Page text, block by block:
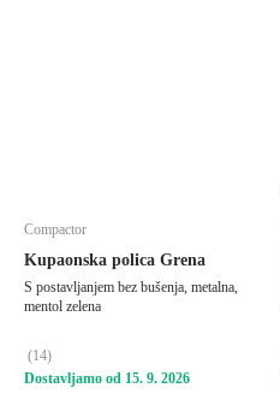
Compactor
Kupaonska polica Grena
S postavljanjem bez bušenja, metalna,
mentol zelena
(14)
Dostavljamo od 15. 9. 2026